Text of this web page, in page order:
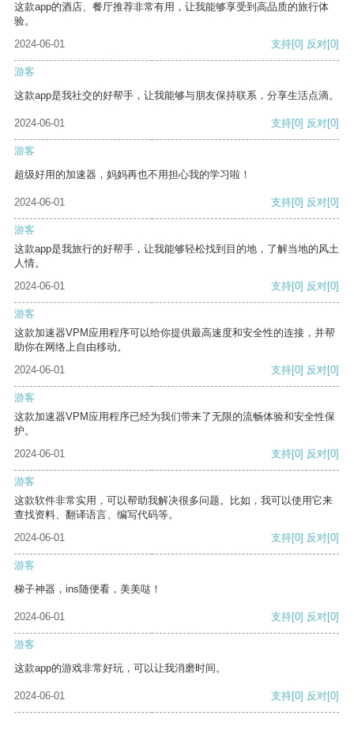
这款app的酒店、餐厅推荐非常有用，让我能够享受到高品质的旅行体
验。
2024-06-01
支持[0] 反对[0]
游客
这款app是我社交的好帮手，让我能够与朋友保持联系，分享生活点滴。
2024-06-01 支持[0] 反对[0]
游客
超级好用的加速器，妈妈再也不用担心我的学习啦！
2024-06-01 支持[0] 反对[0]
游客
这款app是我旅行的好帮手，让我能够轻松找到目的地，了解当地的风土
人情。
2024-06-01
支持[0] 反对[0]
游客
这款加速器VPM应用程序可以给你提供最高速度和安全性的连接，并帮
助你在网络上自由移动。
2024-06-01
支持[0] 反对[0]
游客
这款加速器VPM应用程序已经为我们带来了无限的流畅体验和安全性保
护。
2024-06-01
支持[0] 反对[0]
游客
这款软件非常实用，可以帮助我解决很多问题。比如，我可以使用它来
查找资料、翻译语言、编写代码等。
2024-06-01
支持[0] 反对[0]
游客
梯子神器，ins随便看，美美哒！
2024-06-01 支持[0] 反对[0]
游客
这款app的游戏非常好玩，可以让我消磨时间。
2024-06-01 支持[0] 反对[0]